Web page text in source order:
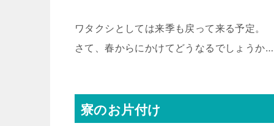
ワタクシとしては来季も戻って来る予定。
さて、春からにかけてどうなるでしょうか
寮のお片付け